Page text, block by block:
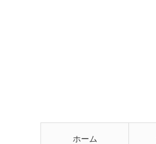
ホーム